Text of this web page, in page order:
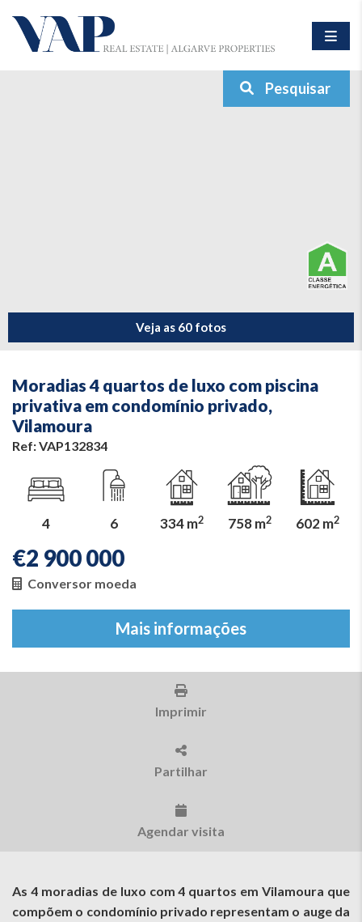
Pesquisar
Veja as 60 fotos
Moradias 4 quartos de luxo com piscina
privativa em condomínio privado,
Vilamoura
Ref: VAP132834
4 6 334 m2 758 m2 602 m2
€2 900 000
Conversor moeda
Mais informações
Imprimir
Partilhar
Agendar visita
As 4 moradias de luxo com 4 quartos em Vilamoura que
compõem o condomínio privado representam o auge da